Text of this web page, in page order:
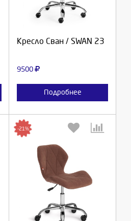
Кресло Сван / SWAN 23
9500
Подробнее
-21%
Выберите количество: